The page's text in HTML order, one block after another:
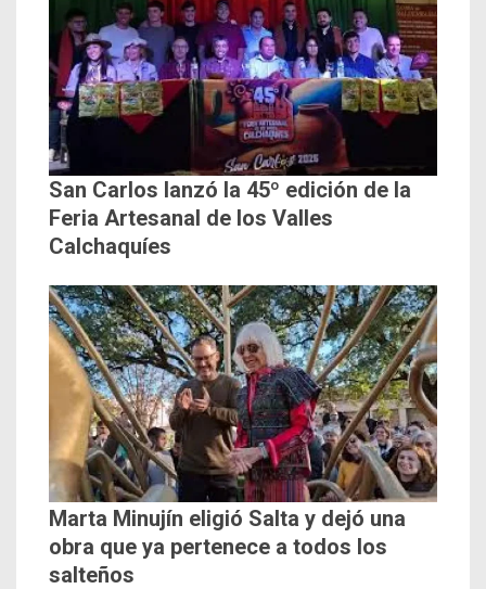
San Carlos lanzó la 45º edición de la
Feria Artesanal de los Valles
Calchaquíes
Marta Minujín eligió Salta y dejó una
obra que ya pertenece a todos los
salteños